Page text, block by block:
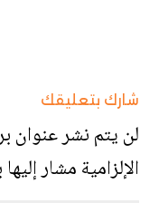
شارك بتعليقك
لن يتم نشر عنوان
الإلزامية مشار إليها